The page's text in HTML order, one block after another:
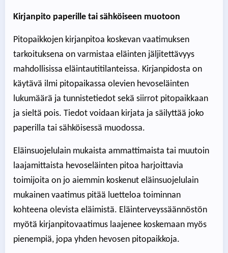
Kirjanpito paperille tai sähköiseen muotoon
Pitopaikkojen kirjanpitoa koskevan vaatimuksen
tarkoituksena on varmistaa eläinten jäljitettävyys
mahdollisissa eläintautitilanteissa. Kirjanpidosta on
käytävä ilmi pitopaikassa olevien hevoseläinten
lukumäärä ja tunnistetiedot sekä siirrot pitopaikkaan
ja sieltä pois. Tiedot voidaan kirjata ja säilyttää joko
paperilla tai sähköisessä muodossa.
Eläinsuojelulain mukaista ammattimaista tai muutoin
laajamittaista hevoseläinten pitoa harjoittavia
toimijoita on jo aiemmin koskenut eläinsuojelulain
mukainen vaatimus pitää luetteloa toiminnan
kohteena olevista eläimistä. Eläinterveyssäännöstön
myötä kirjanpitovaatimus laajenee koskemaan myös
pienempiä, jopa yhden hevosen pitopaikkoja.